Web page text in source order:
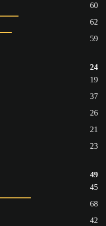
60
62
59
24
19
37
26
21
23
49
45
68
42